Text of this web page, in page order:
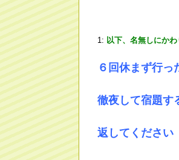
1: 以下、名無しにか
６回休まず行っ
徹夜して宿題す
返してください